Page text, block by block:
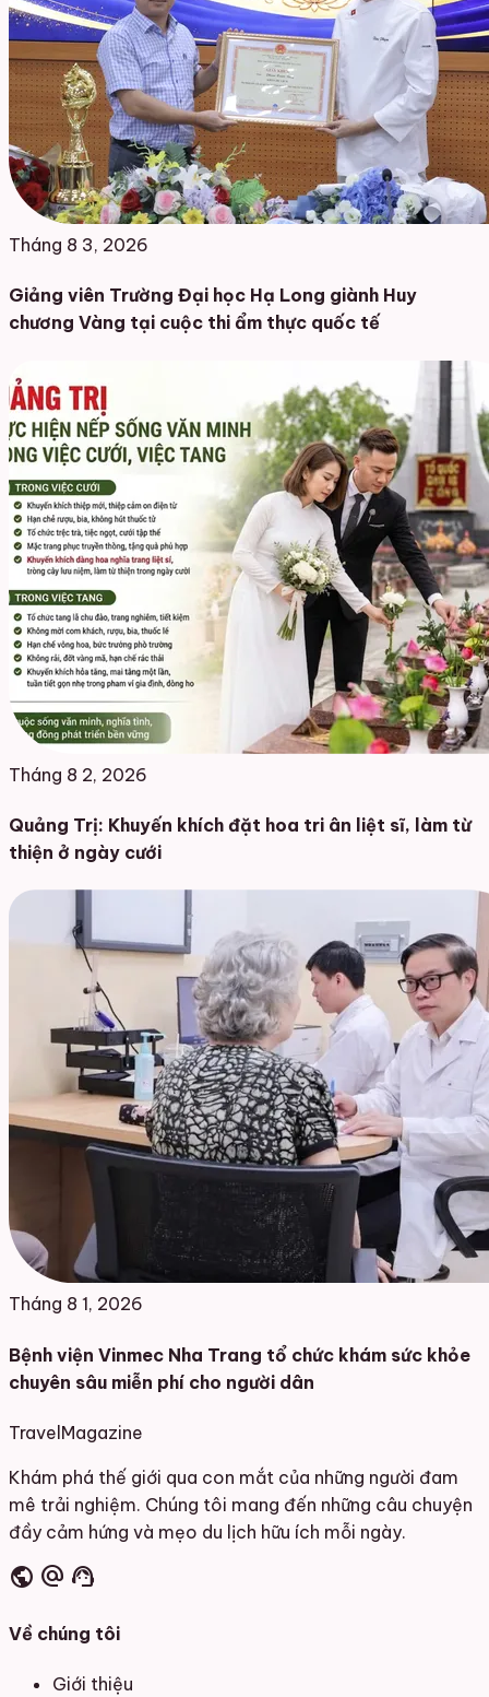
Tháng 8 3, 2026
Giảng viên Trường Đại học Hạ Long giành Huy
chương Vàng tại cuộc thi ẩm thực quốc tế
Tháng 8 2, 2026
Quảng Trị: Khuyến khích đặt hoa tri ân liệt sĩ, làm từ
thiện ở ngày cưới
Tháng 8 1, 2026
Bệnh viện Vinmec Nha Trang tổ chức khám sức khỏe
chuyên sâu miễn phí cho người dân
TravelMagazine
Khám phá thế giới qua con mắt của những người đam
mê trải nghiệm. Chúng tôi mang đến những câu chuyện
đầy cảm hứng và mẹo du lịch hữu ích mỗi ngày.
public alternate_email support_agent
Về chúng tôi
Giới thiệu